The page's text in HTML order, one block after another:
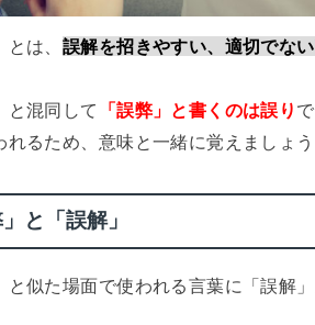
とは、 誤解を招きやすい、適切でな
と混同して 「誤弊」と書くのは誤り
れるため、意味と一緒に覚えましょう
」と「誤解」
と似た場面で使われる言葉に「誤解」